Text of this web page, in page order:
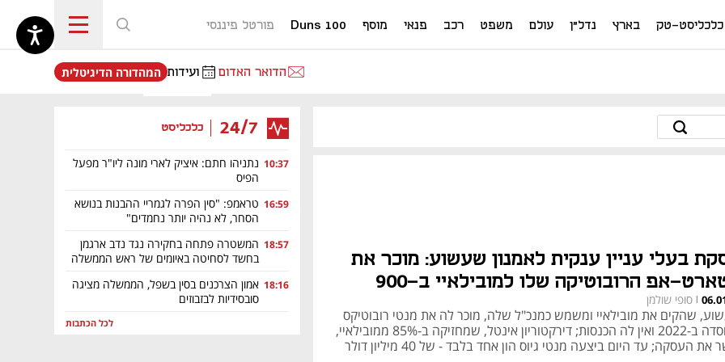
כלכליסט-טק בארץ נדל"ן עולם משפט רכב פנאי מוסף Duns 100 פורטל פיננסי
הדואר האדום ועידות
נפתח בכרטיסייה חדשה
המהדורה הדיגיטלית
24/7 כלכליסט
10:37 נתניהו חתם: איציק לארי מונה ליו"ר מפעל
הפיס
16:59 טראמפ: "סין הפרה לגמריי ההבנות בנושא
הסחר, לא נהיה יותר נחמדים"
18:57 המשטרה פתחה בחקירה נגד נדב ארגמן
בחשד לסחיטה באיומים של ראש הממשלה
18:16 אמון הצרכנים בסין בשפל, הממשלה מציגה
סובסידיות לבזבוזים
לכל הכתבות
בעלי עניין ענקית לאמנון שעשוע: מוכר את
סטארט-אפ הרובוטיקה שלו למובילאיי ב-900
דולר
| סופי שולמן
שהקים את מובילאיי ומשמש כמנכ"ל שלה, מוכר לה את מנטי רובוטיקס
שנוסדה ב-2022 ואין לה הכנסות; דירקטוריון אינטל, שמחזיקה ב-85% ממובילאיי,
את העסקה; עד היום ביצעה מנטי גיוס הון אחד בלבד - של 40 מיליון דולר